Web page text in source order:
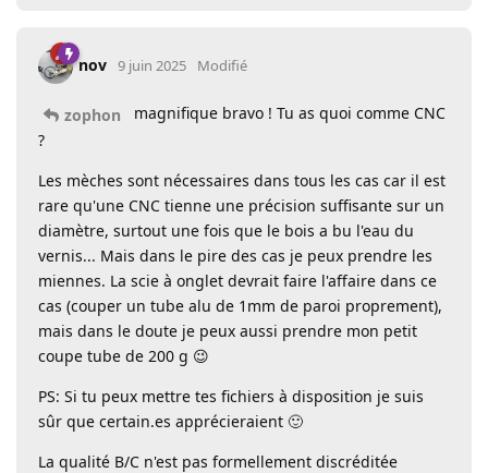
nov 9 juin 2025 Modifié
zophon
magnifique bravo ! Tu as quoi comme CNC
?
Les mèches sont nécessaires dans tous les cas car il est
rare qu'une CNC tienne une précision suffisante sur un
diamètre, surtout une fois que le bois a bu l'eau du
vernis... Mais dans le pire des cas je peux prendre les
miennes. La scie à onglet devrait faire l'affaire dans ce
cas (couper un tube alu de 1mm de paroi proprement),
mais dans le doute je peux aussi prendre mon petit
coupe tube de 200 g 😉
PS: Si tu peux mettre tes fichiers à disposition je suis
sûr que certain.es apprécieraient 🙂
La qualité B/C n'est pas formellement discréditée